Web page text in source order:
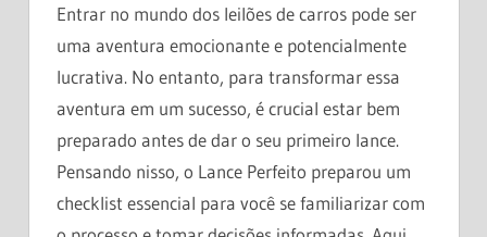
Entrar no mundo dos leilões de carros pode ser
uma aventura emocionante e potencialmente
lucrativa. No entanto, para transformar essa
aventura em um sucesso, é crucial estar bem
preparado antes de dar o seu primeiro lance.
Pensando nisso, o Lance Perfeito preparou um
checklist essencial para você se familiarizar com